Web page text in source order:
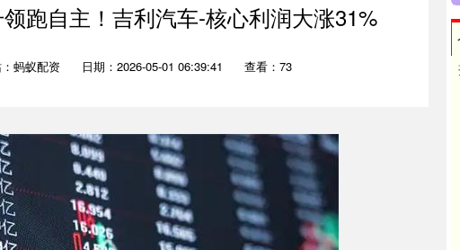
跑自主！吉利汽车-核心利润大涨31%
蚂蚁配资 日期：2026-05-01 06:39:41 查看：73